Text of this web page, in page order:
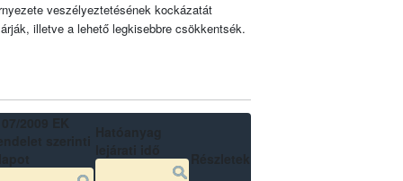
veszélyeztetésének kockázatát
illetve a lehető legkisebbre csökkentsék.